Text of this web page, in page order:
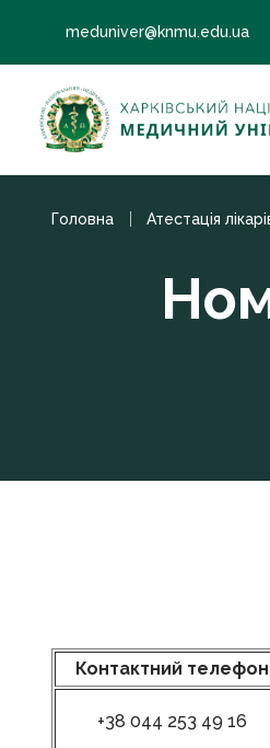
meduniver@knmu.edu.ua
Головна Атестація
Контактний телефон
+38 044 253 49 16